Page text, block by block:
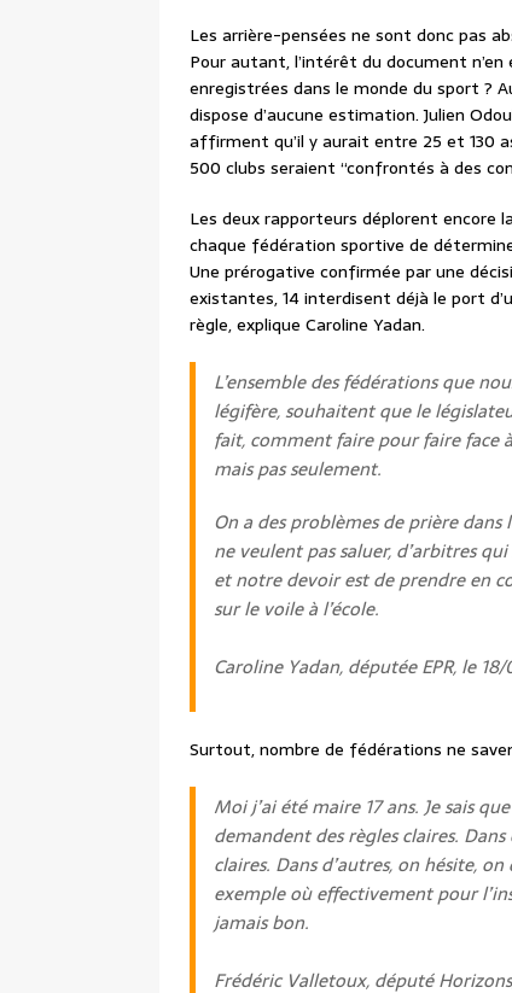
Les arrière-pensées ne sont donc pas
Pour autant, l’intérêt du document
enregistrées dans le monde du sport ?
dispose d’aucune estimation. Julien
affirment qu’il y aurait entre 25 et 130
500 clubs seraient “confrontés à des
Les deux rapporteurs déplorent encore
chaque fédération sportive de
Une prérogative confirmée par une
existantes, 14 interdisent déjà le port
règle, explique Caroline Yadan.
L’ensemble des fédérations que
légifère, souhaitent que le
fait, comment faire pour faire face
mais pas seulement.
On a des problèmes de prière
ne veulent pas saluer, d’arbitres
et notre devoir est de prendre en
sur le voile à l’école.
Caroline Yadan, députée EPR, le
Surtout, nombre de fédérations ne
Moi j’ai été maire 17 ans. Je sais
demandent des règles claires.
claires. Dans d’autres, on hésite,
exemple où effectivement pour
jamais bon.
Frédéric Valletoux, député